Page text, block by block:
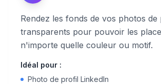
Rendez les fonds de vos photos de
transparents pour pouvoir les
n'importe quelle couleur ou motif.
Idéal pour :
Photo de profil LinkedIn